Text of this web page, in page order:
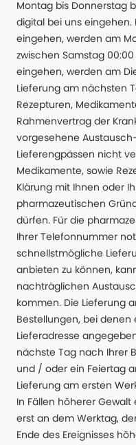
Montag bis Donnerstag
digital bei uns eingehen.
eingehen, werden am
zwischen Samstag
eingehen, werden am
Lieferung am nächsten
Rezepturen,
Rahmenvertrag der
vorgesehene
Lieferengpässen nicht
Medikamente, sowie
Klärung mit Ihnen oder
pharmazeutischen
dürfen. Für die
Ihrer Telefonnummer
schnellstmögliche
anbieten zu können,
nachträglichen
kommen. Die Lieferung
Bestellungen, bei denen
Lieferadresse
nächste Tag nach Ihrer
und / oder ein Feiertag
Lieferung am ersten
In Fällen höherer
erst an dem Werktag,
Ende des Ereignisses